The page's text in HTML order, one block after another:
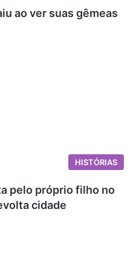
ao ver suas gêmeas
HISTÓRIAS
pelo próprio filho no
cidade